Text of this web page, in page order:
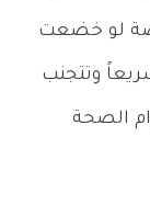
لو خضعت
وتتجنب
الصحة